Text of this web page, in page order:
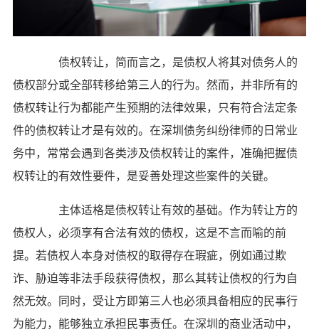
债权转让，简而言之，是债权人将其对债务人的
债权部分或全部转移给第三人的行为。然而，并非所有的
债权转让行为都能产生预期的法律效果，只有符合法定条
件的债权转让才是有效的。在深圳债务纠纷律师的日常业
务中，常常会遇到各类涉及债权转让的案件，准确把握债
权转让的有效性要件，是妥善处理这些案件的关键。
主体适格是债权转让有效的基础。作为转让方的
债权人，必须享有合法有效的债权，这是不言而喻的前
提。若债权人本身对债权的取得存在瑕疵，例如通过欺
诈、胁迫等非法手段获得债权，那么其转让债权的行为自
然无效。同时，受让方即第三人也必须具备相应的民事行
为能力，能够独立承担民事责任。在深圳的商业活动中，